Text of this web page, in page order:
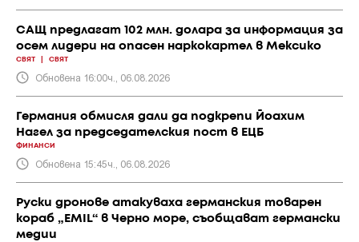
САЩ предлагат 102 млн. долара за информация за
осем лидери на опасен наркокартел в Мексико
СВЯТ СВЯТ
Обновена 16:00ч., 06.08.2026
Германия обмисля дали да подкрепи Йоахим
Нагел за председателския пост в ЕЦБ
ФИНАНСИ
Обновена 15:45ч., 06.08.2026
Руски дронове атакуваха германския товарен
кораб „EMIL“ в Черно море, съобщават германски
медии